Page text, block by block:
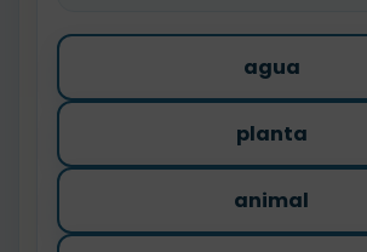
agua
planta
animal